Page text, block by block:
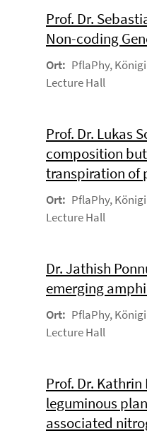
Prof. Dr.
Non-coding
Ort: PflaPhy,
Lecture Hall
Prof. Dr. Lukas
composition
transpiration of
Ort: PflaPhy,
Lecture Hall
Dr. Jathish
emerging
Ort: PflaPhy,
Lecture Hall
Prof. Dr.
leguminous
associated